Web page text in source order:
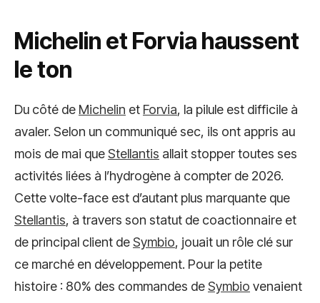
Michelin et Forvia haussent
le ton
Du côté de Michelin et Forvia, la pilule est difficile à
avaler. Selon un communiqué sec, ils ont appris au
mois de mai queStellantis allait stopper toutes ses
activités liées à l’hydrogène à compter de 2026.
Cette volte-face est d’autant plus marquante que
Stellantis, à travers son statut de coactionnaire et
de principal client deSymbio, jouait un rôle clé sur
ce marché en développement. Pour la petite
histoire : 80% des commandes deSymbio venaient